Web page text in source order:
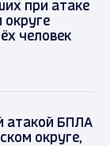
при атаке
округе
человек
атакой БПЛА
округе,